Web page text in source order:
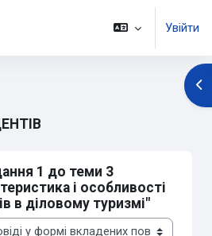
Увійти
1 до теми 3
і особливості
в діловому туризмі"